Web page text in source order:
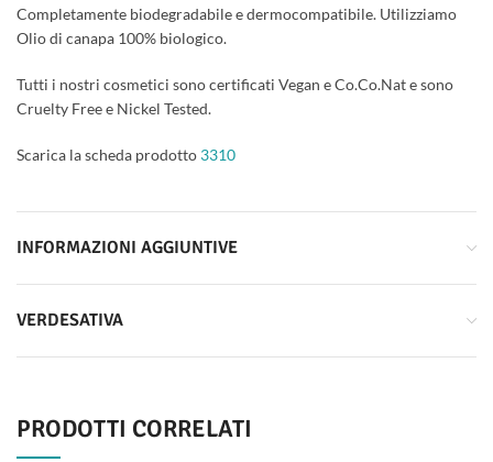
Completamente biodegradabile e dermocompatibile. Utilizziamo
Olio di canapa 100% biologico.
Tutti i nostri cosmetici sono certificati Vegan e Co.Co.Nat e sono
Cruelty Free e Nickel Tested.
Scarica la scheda prodotto 3310
INFORMAZIONI AGGIUNTIVE
VERDESATIVA
PRODOTTI CORRELATI